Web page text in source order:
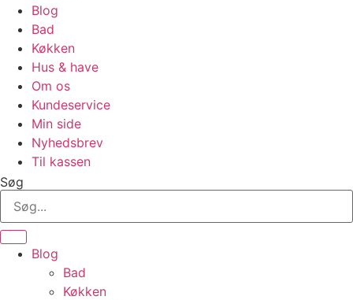
Blog
Bad
Køkken
Hus & have
Om os
Kundeservice
Min side
Nyhedsbrev
Til kassen
Søg
Blog
Bad
Køkken